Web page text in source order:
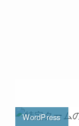
WordPress